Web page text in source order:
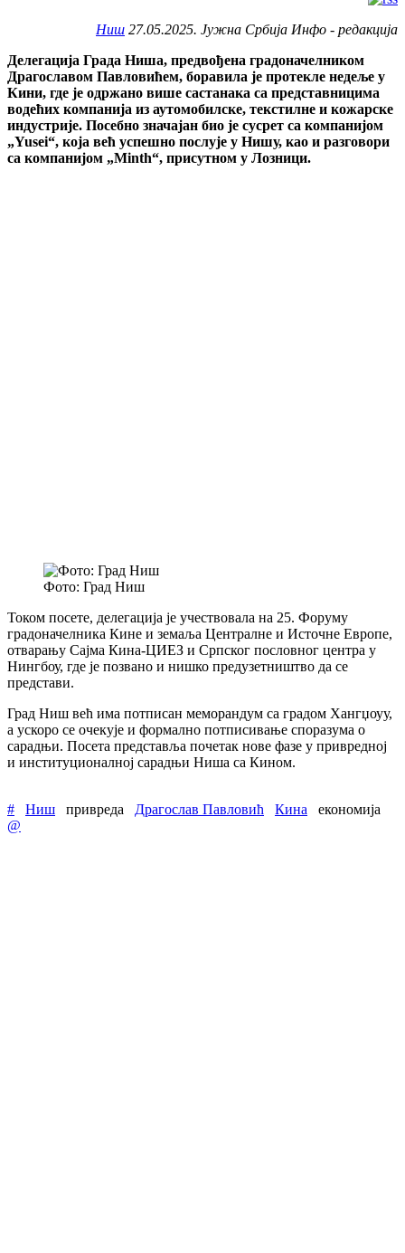
Ниш 27.05.2025. Јужна Србија Инфо - редакција
Делегација Града Ниша, предвођена градоначелником
Драгославом Павловићем, боравила је протекле недеље у
Кини, где је одржано више састанака са представницима
водећих компанија из аутомобилске, текстилне и кожарске
индустрије. Посебно значајан био је сусрет са компанијом
„Yusei“, која већ успешно послује у Нишу, као и разговори
са компанијом „Minth“, присутном у Лозници.
Фото: Град Ниш
Током посете, делегација је учествовала на 25. Форуму
градоначелника Кине и земаља Централне и Источне Европе,
отварању Сајма Кина-ЦИЕЗ и Српског пословног центра у
Нингбоу, где је позвано и нишко предузетништво да се
представи.
Град Ниш већ има потписан меморандум са градом Хангџоуу,
а ускоро се очекује и формално потписивање споразума о
сарадњи. Посета представља почетак нове фазе у привредној
и институционалној сарадњи Ниша са Кином.
# Ниш привреда Драгослав Павловић Кина
економија
@